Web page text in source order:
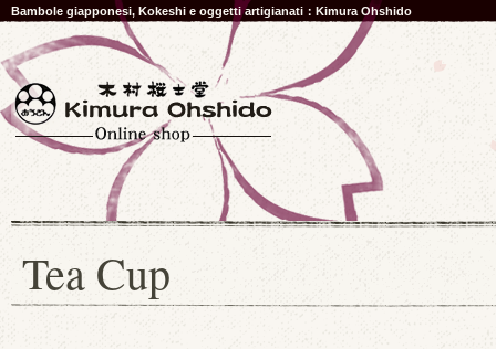
Bambole giapponesi, Kokeshi e oggetti artigianati：Kimura Ohshido
Tea Cup